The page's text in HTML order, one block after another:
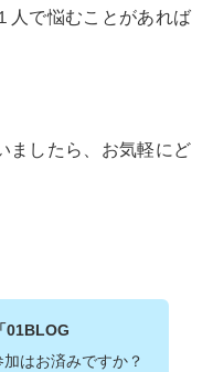
人で悩むことがあれば
ましたら、お気軽にど
01BLOG
加はお済みですか？